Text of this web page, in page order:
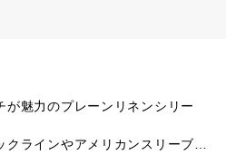
が魅力のプレーンリネンシリー
ラインやアメリカンスリーブの